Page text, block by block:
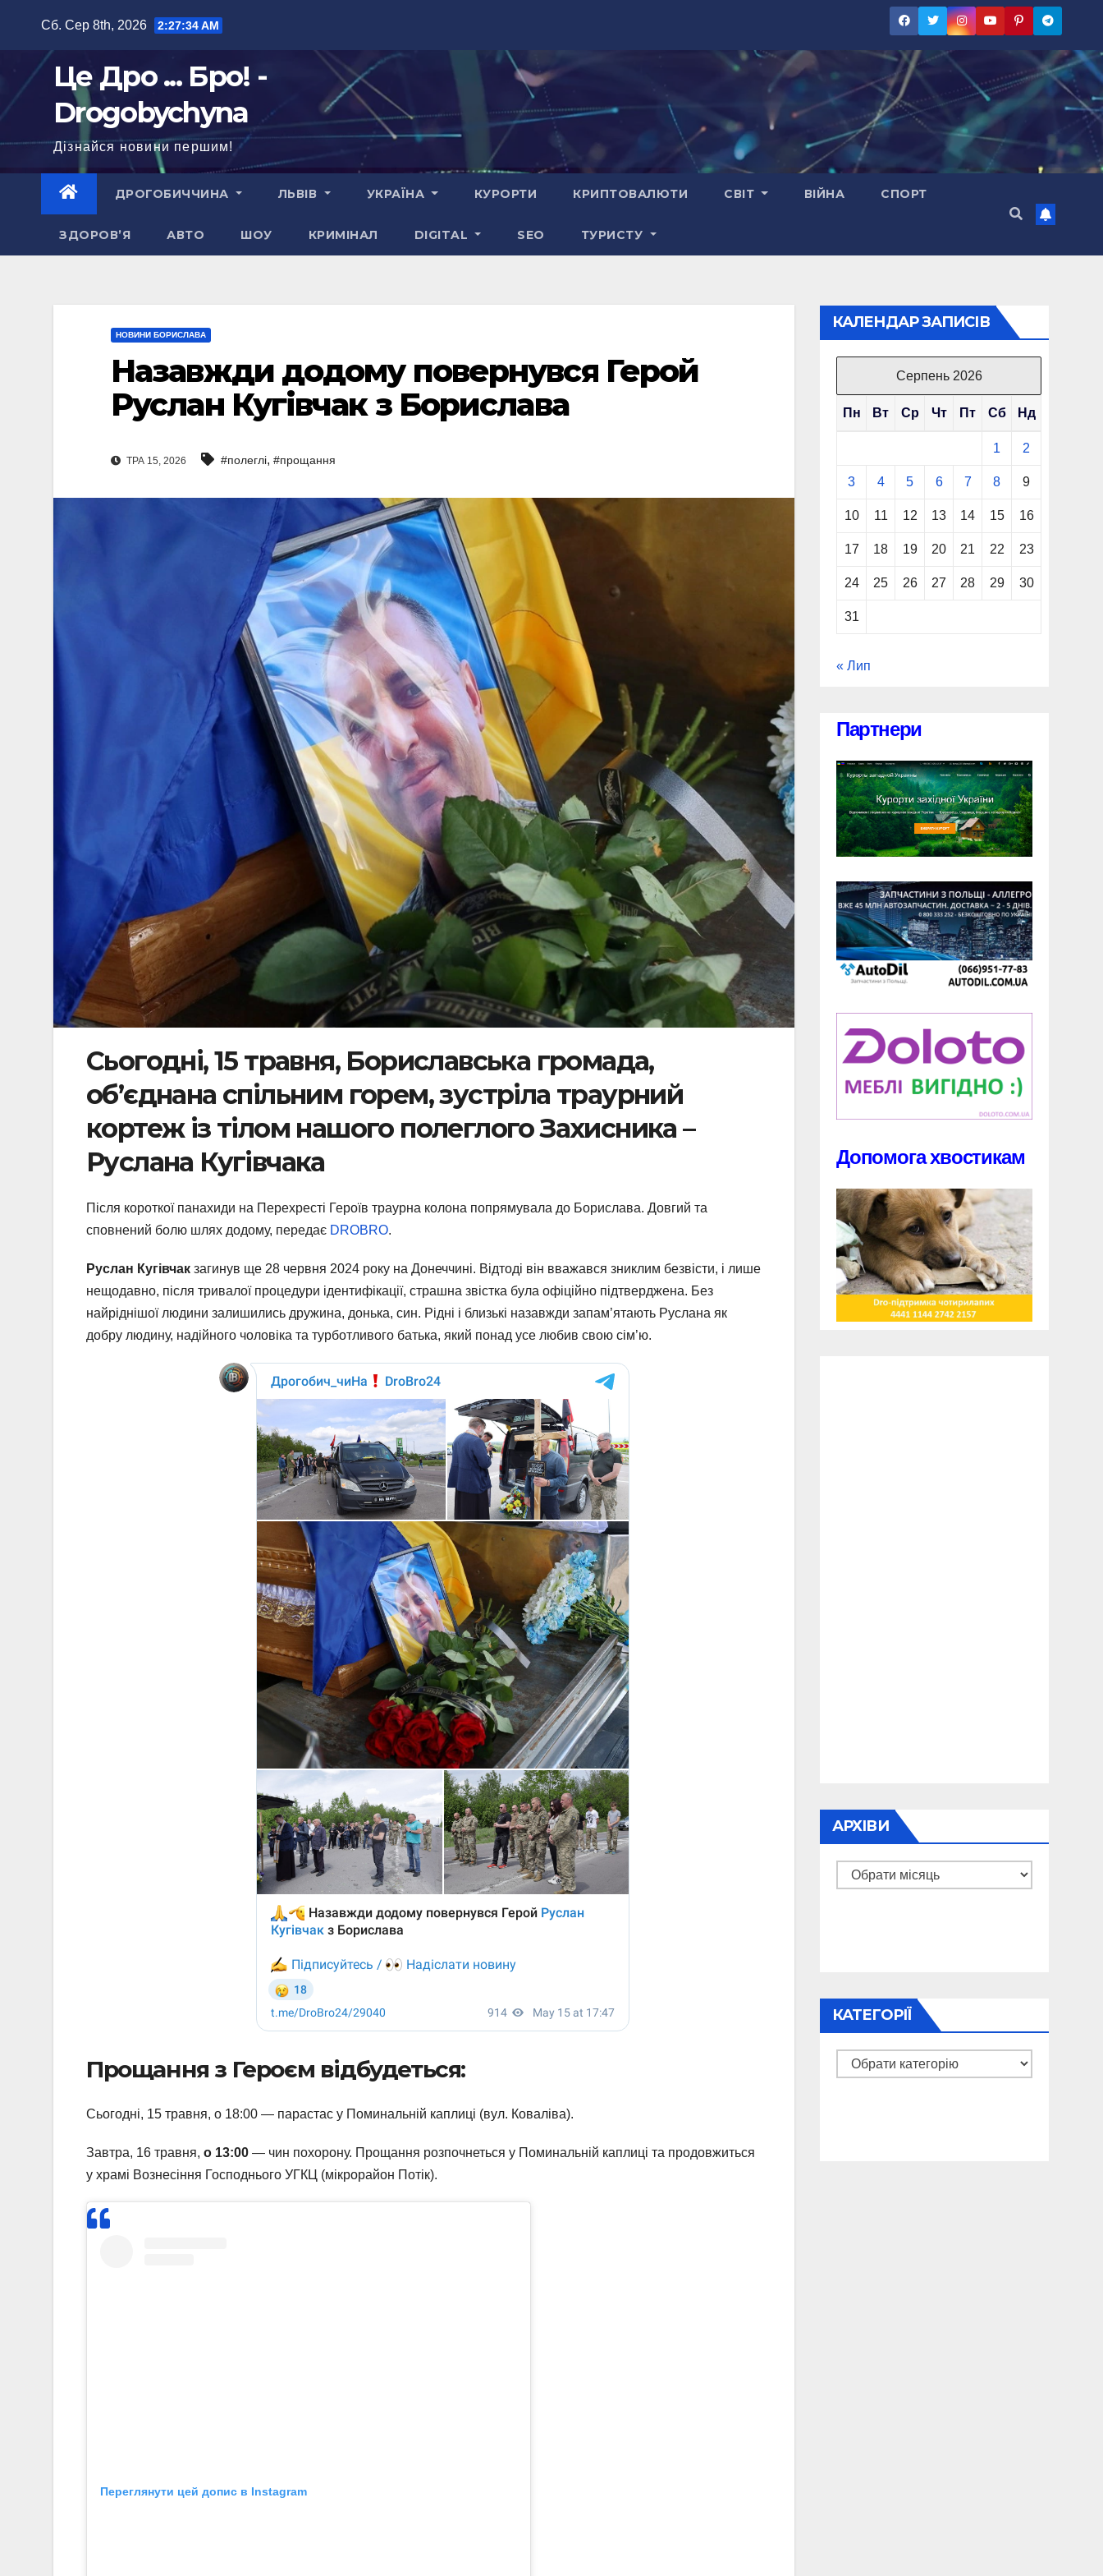
Сб. Сер 8th, 2026 2:27:36 AM
Це Дро ... Бро! -
Drogobychyna
Дізнайся новини першим!
ДРОГОБИЧЧИНА ЛЬВІВ УКРАЇНА КУРОРТИ КРИПТОВАЛЮТИ СВІТ ВІЙНА СПОРТ
ЗДОРОВ’Я АВТО ШОУ КРИМІНАЛ DIGITAL SEO ТУРИСТУ
НОВИНИ БОРИСЛАВА
Назавжди додому повернувся Герой
Руслан Кугівчак з Борислава
ТРА 15, 2026 #полеглі, #прощання
Сьогодні, 15 травня, Бориславська громада,
об’єднана спільним горем, зустріла траурний
кортеж із тілом нашого полеглого Захисника –
Руслана Кугівчака
Після короткої панахиди на Перехресті Героїв траурна колона попрямувала до Борислава. Довгий та
сповнений болю шлях додому, передає DROBRO.
Руслан Кугівчак загинув ще 28 червня 2024 року на Донеччині. Відтоді він вважався зниклим безвісти, і лише
нещодавно, після тривалої процедури ідентифікації, страшна звістка була офіційно підтверджена. Без
найріднішої людини залишились дружина, донька, син. Рідні і близькі назавжди запам’ятають Руслана як
добру людину, надійного чоловіка та турботливого батька, який понад усе любив свою сім’ю.
Прощання з Героєм відбудеться:
Сьогодні, 15 травня, о 18:00 — парастас у Поминальній каплиці (вул. Коваліва).
Завтра, 16 травня, о 13:00 — чин похорону. Прощання розпочнеться у Поминальній каплиці та продовжиться
у храмі Вознесіння Господнього УГКЦ (мікрорайон Потік).
Переглянути цей допис в Instagram
КАЛЕНДАР ЗАПИСІВ
Серпень 2026
Пн Вт Ср Чт Пт Сб Нд
1 2
3 4 5 6 7 8 9
10 11 12 13 14 15 16
17 18 19 20 21 22 23
24 25 26 27 28 29 30
31
« Лип
Партнери
Допомога хвостикам
АРХІВИ
Архіви
КАТЕГОРІЇ
Категорії